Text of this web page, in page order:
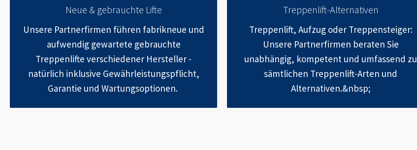
Neue & gebrauchte Lifte
Unsere Partnerfirmen führen fabrikneue und
aufwendig gewartete gebrauchte
Treppenlifte verschiedener Hersteller -
natürlich inklusive Gewährleistungspflicht,
Garantie und Wartungsoptionen.
Treppenlift-Alternativen
Treppenlift, Aufzug oder Treppensteiger:
Unsere Partnerfirmen beraten Sie
unabhängig, kompetent und umfassend zu
sämtlichen Treppenlift-Arten und
Alternativen.&nbsp;